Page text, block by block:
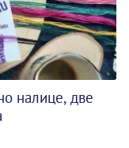
налице, две